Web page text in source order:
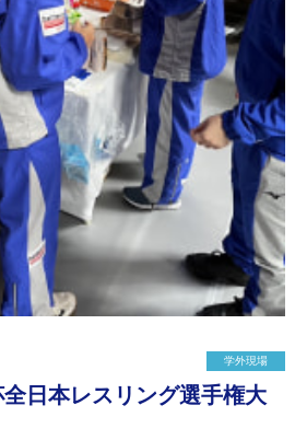
学外現場
日本レスリング選手権大